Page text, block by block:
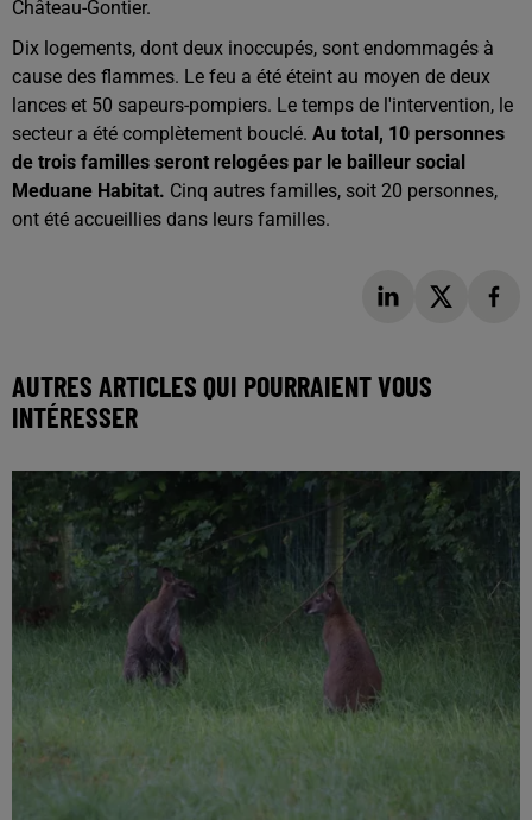
Château-Gontier.
Dix logements, dont deux inoccupés, sont endommagés à
cause des flammes. Le feu a été éteint au moyen de deux
lances et 50 sapeurs-pompiers. Le temps de l'intervention, le
secteur a été complètement bouclé. Au total, 10 personnes
de trois familles seront relogées par le bailleur social
Meduane Habitat. Cinq autres familles, soit 20 personnes,
ont été accueillies dans leurs familles.
AUTRES ARTICLES QUI POURRAIENT VOUS
INTÉRESSER